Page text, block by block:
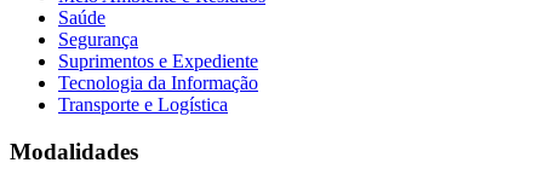
Saúde
Segurança
Suprimentos e Expediente
Tecnologia da Informação
Transporte e Logística
Modalidades